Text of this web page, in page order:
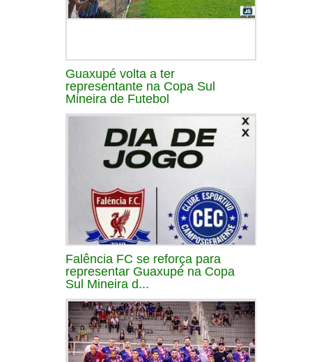
Guaxupé volta a ter
representante na Copa Sul
Mineira de Futebol
Falência FC se reforça para
representar Guaxupé na Copa
Sul Mineira d...